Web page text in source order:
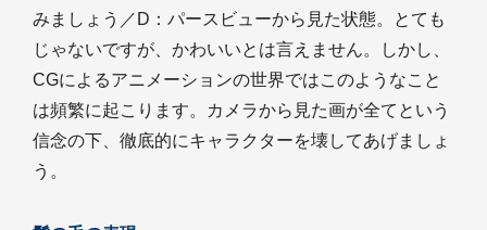
みましょう／D：パースビューから見た状態。とても
じゃないですが、かわいいとは言えません。しかし、
CGによるアニメーションの世界ではこのようなこと
は頻繁に起こります。カメラから見た画が全てという
信念の下、徹底的にキャラクターを壊してあげましょ
う。